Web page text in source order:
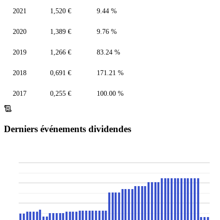
2021 1,520 € 9.44 %
2020 1,389 € 9.76 %
2019 1,266 € 83.24 %
2018 0,691 € 171.21 %
2017 0,255 € 100.00 %
Derniers événements dividendes